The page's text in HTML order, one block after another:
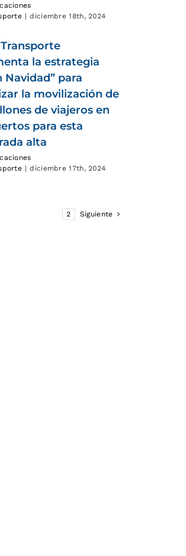
| diciembre 18th, 2024
la estrategia
Navidad” para
la movilización de
de viajeros en
para esta
alta
| diciembre 17th, 2024
2 Siguiente